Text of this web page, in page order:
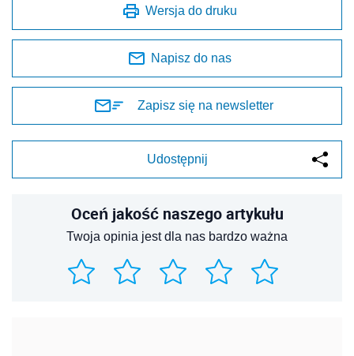
Wersja do druku
Napisz do nas
Zapisz się na newsletter
Udostępnij
Oceń jakość naszego artykułu
Twoja opinia jest dla nas bardzo ważna